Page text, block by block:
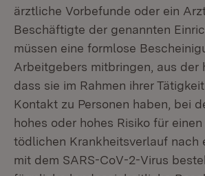
ärztliche Vorbefunde oder ein
Beschäftigte der genannten
müssen eine formlose
Arbeitgebers mitbringen, aus der
dass sie im Rahmen ihrer
Kontakt zu Personen haben, bei
hohes oder hohes Risiko für
tödlichen Krankheitsverlauf nach
mit dem SARS-CoV-2-Virus